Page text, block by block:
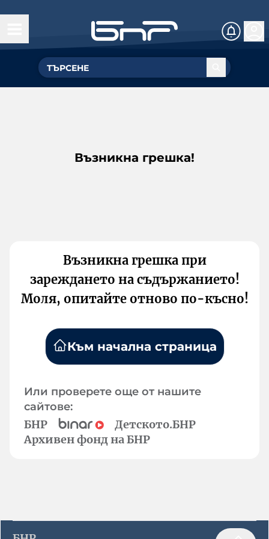
Възникна грешка!
Възникна грешка при
зареждането на съдържанието!
Моля, опитайте отново по-късно!
Към начална страница
Или проверете още от нашите
сайтове:
БНР
Детското.БНР
Архивен фонд на БНР